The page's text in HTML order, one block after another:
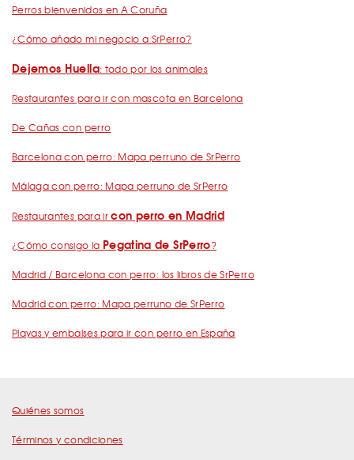
Perros bienvenidos en A Coruña
¿Cómo añado mi negocio a SrPerro?
Dejemos Huella: todo por los animales
Restaurantes para ir con mascota en Barcelona
De Cañas con perro
Barcelona con perro: Mapa perruno de SrPerro
Málaga con perro: Mapa perruno de SrPerro
Restaurantes para ircon perro en Madrid
¿Cómo consigo la Pegatina de SrPerro?
Madrid / Barcelona con perro: los libros de SrPerro
Madrid con perro: Mapa perruno de SrPerro
Playas y embalses para ir con perro en España
Quiénes somos
Términos y condiciones